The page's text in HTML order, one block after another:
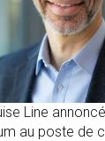
Line
au poste de